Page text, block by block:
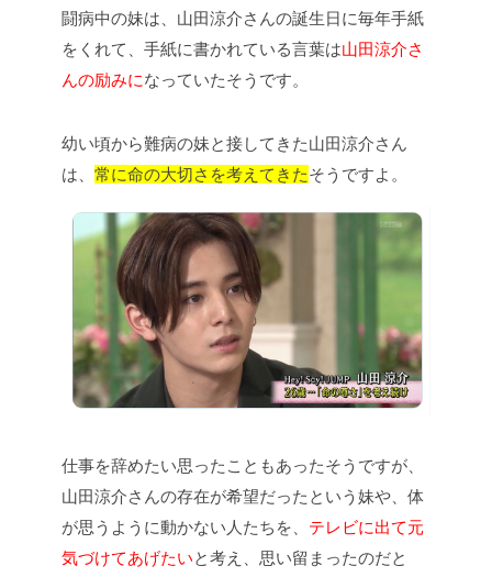
闘病中の妹は、山田涼介さんの誕生日に毎年手紙
をくれて、手紙に書かれている言葉は山田涼介さ
んの励みになっていたそうです。
幼い頃から難病の妹と接してきた山田涼介さん
は、 常に命の大切さを考えてきたそうですよ。
仕事を辞めたい思ったこともあったそうですが、
山田涼介さんの存在が希望だったという妹や、体
が思うように動かない人たちを、 テレビに出て元
気づけてあげたいと考え、思い留まったのだと